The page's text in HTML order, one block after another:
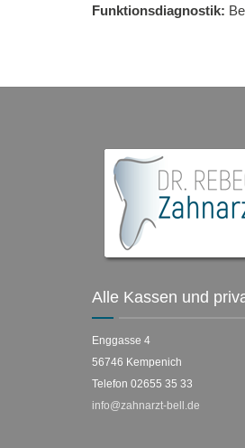
Funktionsdiagnostik:
Alle Kassen und
Enggasse 4
56746 Kempenich
Telefon 02655 35 33
info@zahnarzt-bell.de